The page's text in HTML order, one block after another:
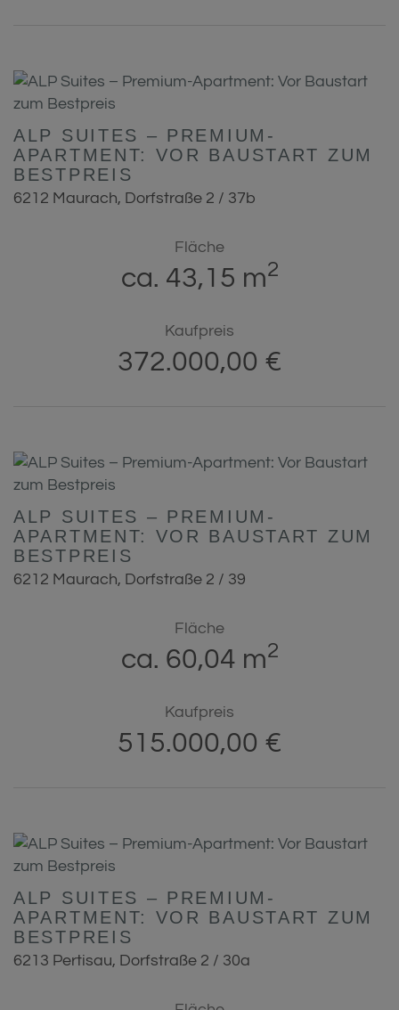
ALP SUITES – PREMIUM-
APARTMENT: VOR BAUSTART ZUM
BESTPREIS
6212 Maurach, Dorfstraße 2 / 37b
Fläche
ca. 43,15 m2
Kaufpreis
372.000,00 €
ALP SUITES – PREMIUM-
APARTMENT: VOR BAUSTART ZUM
BESTPREIS
6212 Maurach, Dorfstraße 2 / 39
Fläche
ca. 60,04 m2
Kaufpreis
515.000,00 €
ALP SUITES – PREMIUM-
APARTMENT: VOR BAUSTART ZUM
BESTPREIS
6213 Pertisau, Dorfstraße 2 / 30a